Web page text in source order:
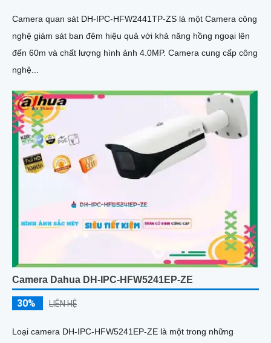
Camera quan sát DH-IPC-HFW2441TP-ZS là một Camera công
nghệ giám sát ban đêm hiệu quả với khả năng hồng ngoại lên
đến 60m và chất lượng hình ảnh 4.0MP. Camera cung cấp công
nghệ...
Camera Dahua DH-IPC-HFW5241EP-ZE
30% LIÊN HỆ
Loại camera DH-IPC-HFW5241EP-ZE là một trong những